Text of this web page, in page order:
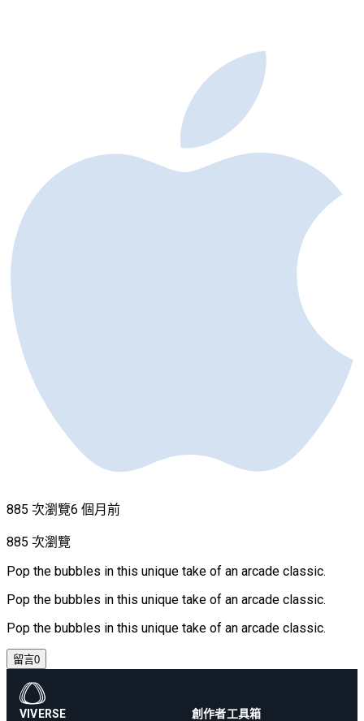
885 次瀏覽6 個月前
885 次瀏覽
Pop the bubbles in this unique take of an arcade classic.
Pop the bubbles in this unique take of an arcade classic.
Pop the bubbles in this unique take of an arcade classic.
留言0
VIVERSE 創作者工具箱